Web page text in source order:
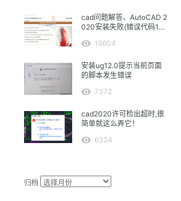
cad问题解答、AutoCAD 2
020安装失败(错误代码160
19604
安装ug12.0提示当前页面
的脚本发生错误
7372
cad2020许可检出超时,很
简单就这么弄它！
6324
归档